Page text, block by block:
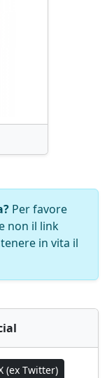
Per favore
e non il link
in vita il
(ex Twitter)